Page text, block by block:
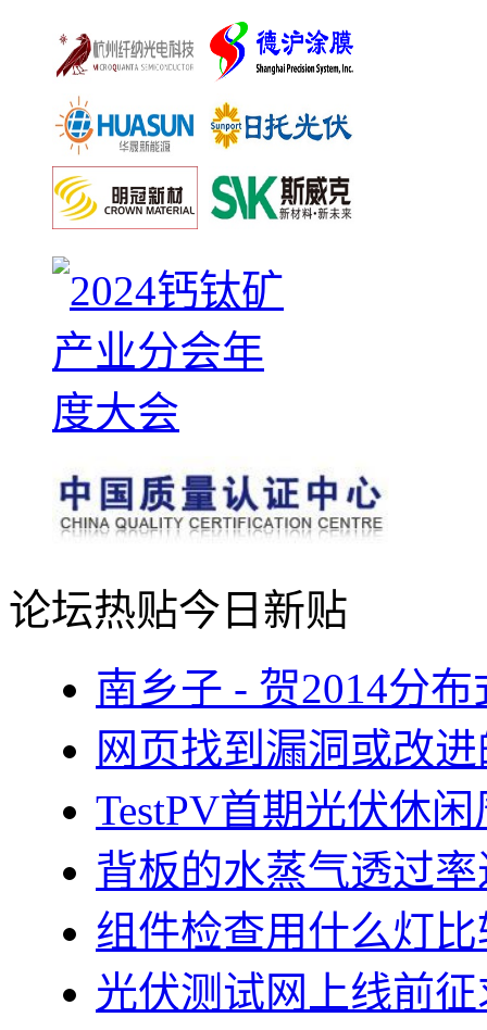
论坛热贴今日新贴
南乡子 - 贺2014分
网页找到漏洞或改
TestPV首期光伏休
背板的水蒸气透过
组件检查用什么灯
光伏测试网上线前